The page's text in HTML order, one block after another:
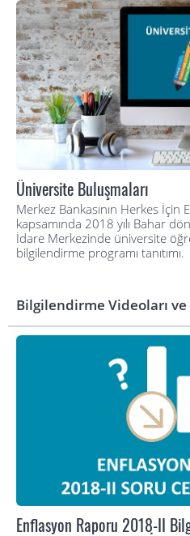
Üniversite Buluşmaları
Merkez Bankasının Herkes İçin
kapsamında 2018 yılı Bahar
İdare Merkezinde üniversite
bilgilendirme programı tanıtımı.
Bilgilendirme Videoları
Enflasyon Raporu 2018-II